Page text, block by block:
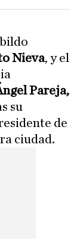
Nieva, y el
Pareja,
su
de
ciudad.